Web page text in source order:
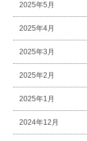
2025年5月
2025年4月
2025年3月
2025年2月
2025年1月
2024年12月